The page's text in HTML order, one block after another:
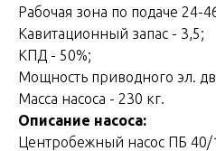
Рабочая зона по подаче 24-
Кавитационный запас - 3,5;
КПД - 50%;
Мощность приводного эл.
Масса насоса - 230 кг.
Описание насоса:
Центробежный насос ПБ 40/